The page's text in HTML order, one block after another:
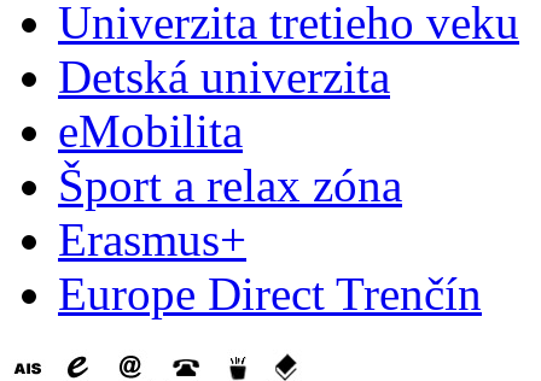
Univerzita tretieho veku
Detská univerzita
eMobilita
Šport a relax zóna
Erasmus+
Europe Direct Trenčín